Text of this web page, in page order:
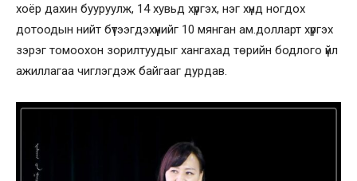
хоёр дахин бууруулж, 14 хувьд хүргэх, нэг хүнд ногдох
дотоодын нийт бүтээгдэхүүнийг 10 мянган ам.долларт хүргэх
зэрэг томоохон зорилтуудыг хангахад төрийн бодлого үйл
ажиллагаа чиглэгдэж байгааг дурдав.